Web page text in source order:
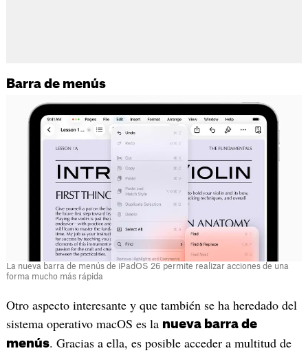
Barra de menús
La nueva barra de menús de iPadOS 26 permite realizar acciones de una
forma mucho más rápida
Otro aspecto interesante y que también se ha heredado del
sistema operativo macOS es la nueva barra de
menús. Gracias a ella, es posible acceder a multitud de